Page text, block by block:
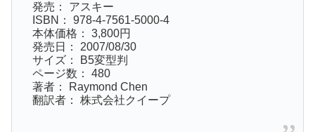
発売： アスキー
ISBN： 978-4-7561-5000-4
本体価格： 3,800円
発売日： 2007/08/30
サイズ： B5変型判
ページ数： 480
著者： Raymond Chen
翻訳者： 株式会社クイープ